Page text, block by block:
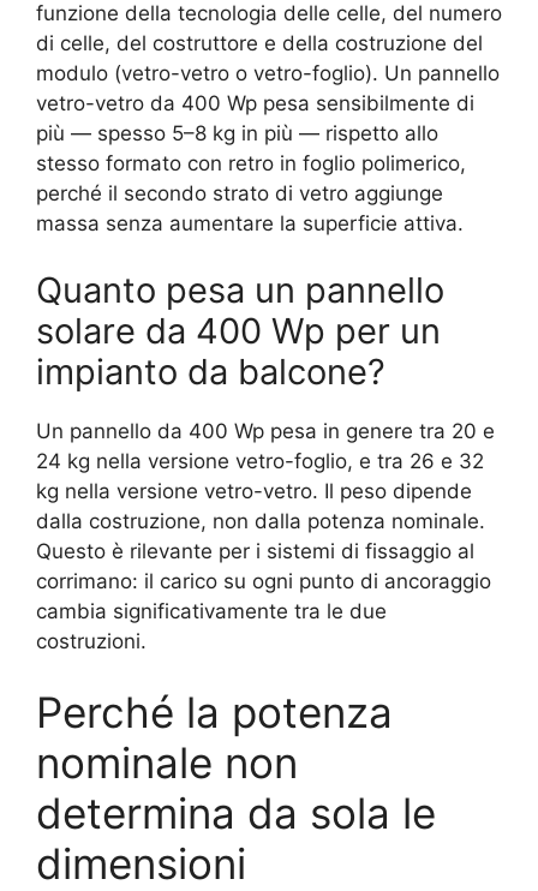
funzione della tecnologia delle celle, del numero
di celle, del costruttore e della costruzione del
modulo (vetro-vetro o vetro-foglio). Un pannello
vetro-vetro da 400 Wp pesa sensibilmente di
più — spesso 5–8 kg in più — rispetto allo
stesso formato con retro in foglio polimerico,
perché il secondo strato di vetro aggiunge
massa senza aumentare la superficie attiva.
Quanto pesa un pannello
solare da 400 Wp per un
impianto da balcone?
Un pannello da 400 Wp pesa in genere tra 20 e
24 kg nella versione vetro-foglio, e tra 26 e 32
kg nella versione vetro-vetro. Il peso dipende
dalla costruzione, non dalla potenza nominale.
Questo è rilevante per i sistemi di fissaggio al
corrimano: il carico su ogni punto di ancoraggio
cambia significativamente tra le due
costruzioni.
Perché la potenza
nominale non
determina da sola le
dimensioni